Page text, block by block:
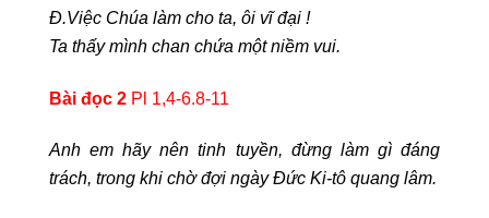
Đ.Việc Chúa làm cho ta, ôi vĩ đại !
Ta thấy mình chan chứa một niềm vui.
Bài đọc 2 Pl 1,4-6.8-11
Anh em hãy nên tinh tuyền, đừng làm gì đáng
trách, trong khi chờ đợi ngày Đức Ki-tô quang lâm.